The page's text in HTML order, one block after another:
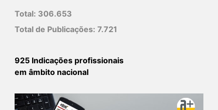
Total: 306.653
Total de Publicações: 7.721
925 Indicações profissionais
em âmbito nacional